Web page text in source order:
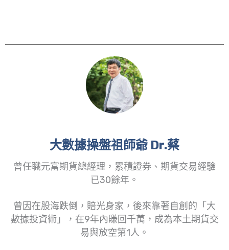
大數據操盤祖師爺 Dr.蔡
曾任職元富期貨總經理，累積證券、期貨交易經驗
已30餘年。
曾因在股海跌倒，賠光身家，後來靠著自創的「大
數據投資術」，在9年內賺回千萬，成為本土期貨交
易與放空第1人。